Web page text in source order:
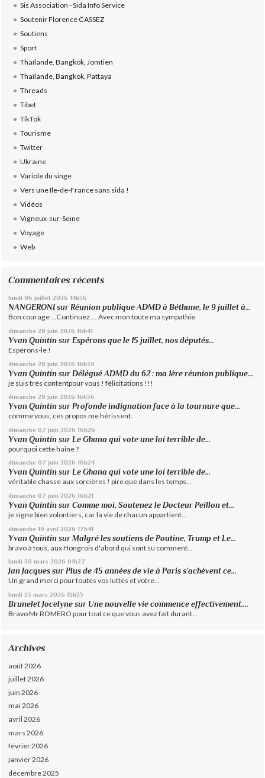
Sis Association - Sida Info Service
Soutenir Florence CASSEZ
Soutiens
Sport
Thaïlande, Bangkok, Jomtien
Thaïlande, Bangkok, Pattaya
Threads
Tibet
TikTok
Tourisme
Twitter
Ukraine
Variole du singe
Vers une Ile-de-France sans sida !
Vidéos
Vigneux-sur-Seine
Voyage
Web
Commentaires récents
lundi 06 juillet 2026 14h56
NANGERONI surRéunion publique ADMD à Béthune, le 9 juillet à...
Bon courage ...Continuez.... Avec mon toute ma sympathie
dimanche 28 juin 2026 16h41
Yvan Quintin surEspérons que le 15 juillet, nos députés...
Espérons-le !
dimanche 28 juin 2026 16h39
Yvan Quintin surDélégué ADMD du 62 : ma 1ère réunion publique...
je suis très contentpour vous ! félicitations !!!
dimanche 28 juin 2026 16h36
Yvan Quintin surProfonde indignation face à la tournure que...
comme vous, ces propos me hérissent.
dimanche 07 juin 2026 16h26
Yvan Quintin sur Le Ghana qui vote une loi terrible de...
pourquoi cette haine ?
dimanche 07 juin 2026 16h24
Yvan Quintin surLe Ghana qui vote une loi terrible de...
véritable chasse aux sorcières ! pire que dans les temps...
dimanche 07 juin 2026 16h21
Yvan Quintin surComme moi, Soutenez le Docteur Peillon et...
je signe bien volontiers, car la vie de chacun appartient...
dimanche 19 avril 2026 17h41
Yvan Quintin surMalgré les soutiens de Poutine, Trump et Le...
bravo à tous, aux Hongrois d'abord qui sont su comment...
lundi 30 mars 2026 01h27
Jan Jacques surPlus de 45 années de vie à Paris s’achèvent ce...
Un grand merci pour toutes vos luttes et votre...
lundi 23 mars 2026 13h35
Brunelet Jocelyne sur Une nouvelle vie commence effectivement....
Bravo Mr ROMERO pour tout ce que vous avez fait durant...
Archives
août 2026
juillet 2026
juin 2026
mai 2026
avril 2026
mars 2026
février 2026
janvier 2026
décembre 2025